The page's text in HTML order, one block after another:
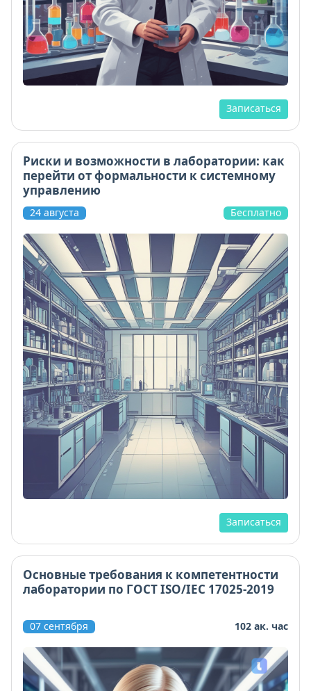
Записаться
Риски и возможности в лаборатории: как
перейти от формальности к системному
управлению
24 августа Бесплатно
Записаться
Основные требования к компетентности
лаборатории по ГОСТ ISO/IEC 17025-2019
07 сентября 102 ак. час